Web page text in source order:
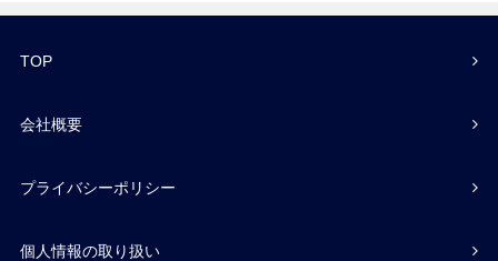
TOP
会社概要
プライバシーポリシー
個人情報の取り扱い